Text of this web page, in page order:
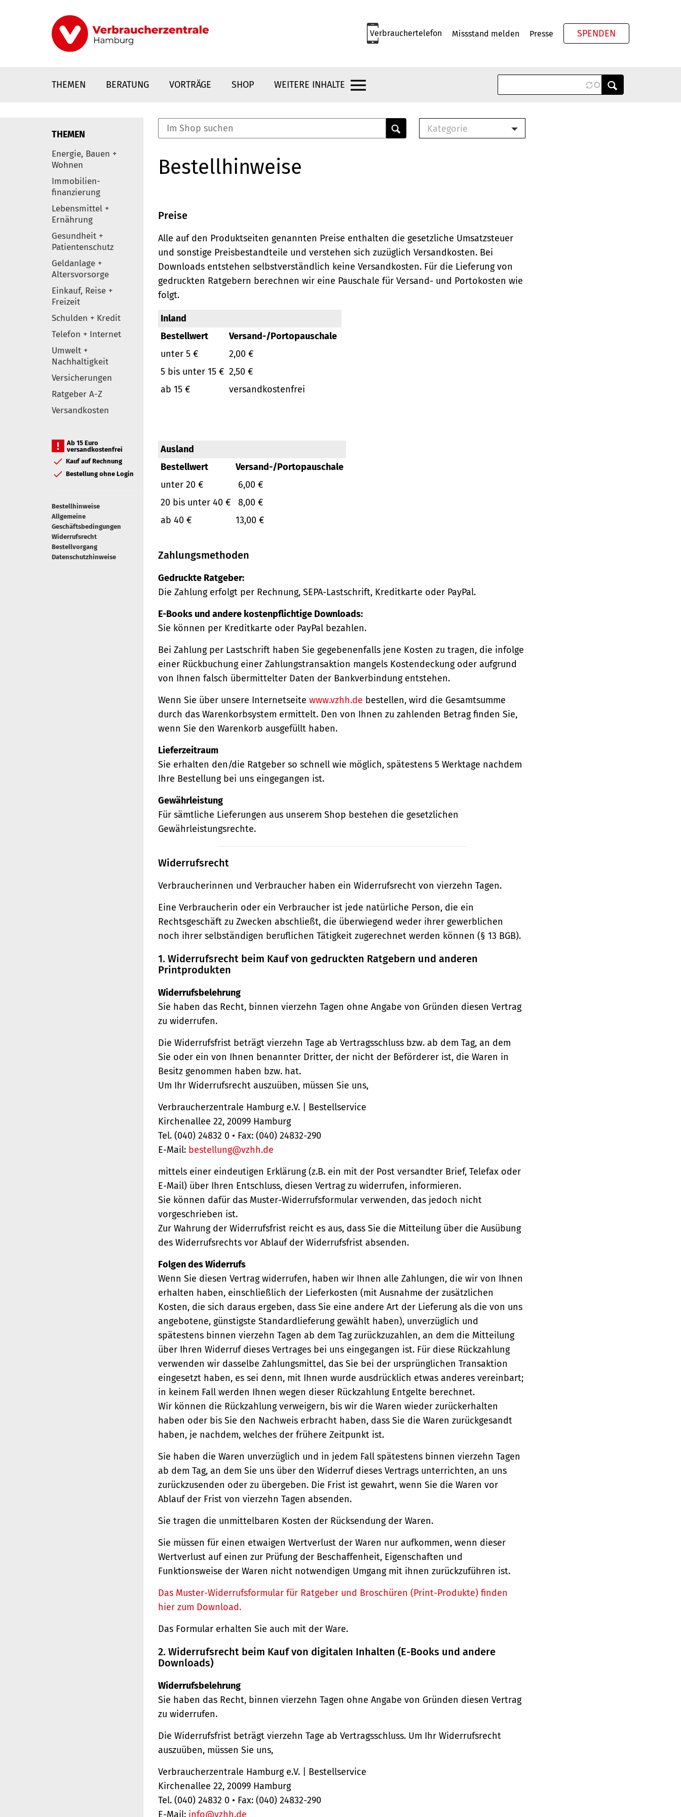
Verbrauchertelefon Missstand melden Presse SPENDEN
THEMEN BERATUNG VORTRÄGE SHOP WEITERE INHALTE
Elemente
THEMEN
Energie, Bauen +
Wohnen
Immobilien-
finanzierung
Lebensmittel +
Ernährung
Gesundheit +
Patientenschutz
Geldanlage +
Altersvorsorge
Einkauf, Reise +
Freizeit
Schulden + Kredit
Telefon + Internet
Umwelt +
Nachhaltigkeit
Versicherungen
Ratgeber A-Z
Versandkosten
Ab 15 Euro
versandkostenfrei
Kauf auf Rechnung
Bestellung ohne Login
Bestellhinweise
Allgemeine
Geschäftsbedingungen
Widerrufsrecht
Bestellvorgang
Datenschutzhinweise
Kategorie
Bestellhinweise
Preise
Alle auf den Produktseiten genannten Preise enthalten die gesetzliche Umsatzsteuer
und sonstige Preisbestandteile und verstehen sich zuzüglich Versandkosten. Bei
Downloads entstehen selbstverständlich keine Versandkosten. Für die Lieferung von
gedruckten Ratgebern berechnen wir eine Pauschale für Versand- und Portokosten wie
folgt.
Inland
Bestellwert
Versand-/Portopauschale
unter 5 €
2,00 €
5 bis unter 15 € 2,50 €
ab 15 €
versandkostenfrei
Ausland
Bestellwert
Versand-/Portopauschale
unter 20 €
6,00 €
20 bis unter 40 €
8,00 €
ab 40 €
13,00 €
Zahlungsmethoden
Gedruckte Ratgeber:
Die Zahlung erfolgt per Rechnung, SEPA-Lastschrift, Kreditkarte oder PayPal.
E-Books und andere kostenpflichtige Downloads:
Sie können per Kreditkarte oder PayPal bezahlen.
Bei Zahlung per Lastschrift haben Sie gegebenenfalls jene Kosten zu tragen, die infolge
einer Rückbuchung einer Zahlungstransaktion mangels Kostendeckung oder aufgrund
von Ihnen falsch übermittelter Daten der Bankverbindung entstehen.
Wenn Sie über unsere Internetseite www.vzhh.de bestellen, wird die Gesamtsumme
durch das Warenkorbsystem ermittelt. Den von Ihnen zu zahlenden Betrag finden Sie,
wenn Sie den Warenkorb ausgefüllt haben.
Lieferzeitraum
Sie erhalten den/die Ratgeber so schnell wie möglich, spätestens 5 Werktage nachdem
Ihre Bestellung bei uns eingegangen ist.
Gewährleistung
Für sämtliche Lieferungen aus unserem Shop bestehen die gesetzlichen
Gewährleistungsrechte.
Widerrufsrecht
Verbraucherinnen und Verbraucher haben ein Widerrufsrecht von vierzehn Tagen.
Eine Verbraucherin oder ein Verbraucher ist jede natürliche Person, die ein
Rechtsgeschäft zu Zwecken abschließt, die überwiegend weder ihrer gewerblichen
noch ihrer selbständigen beruflichen Tätigkeit zugerechnet werden können (§ 13 BGB).
1. Widerrufsrecht beim Kauf von gedruckten Ratgebern und anderen
Printprodukten
Widerrufsbelehrung
Sie haben das Recht, binnen vierzehn Tagen ohne Angabe von Gründen diesen Vertrag
zu widerrufen.
Die Widerrufsfrist beträgt vierzehn Tage ab Vertragsschluss bzw. ab dem Tag, an dem
Sie oder ein von Ihnen benannter Dritter, der nicht der Beförderer ist, die Waren in
Besitz genommen haben bzw. hat.
Um Ihr Widerrufsrecht auszuüben, müssen Sie uns,
Verbraucherzentrale Hamburg e.V. | Bestellservice
Kirchenallee 22, 20099 Hamburg
Tel. (040) 24832 0 • Fax: (040) 24832-290
E-Mail: bestellung@vzhh.de
mittels einer eindeutigen Erklärung (z.B. ein mit der Post versandter Brief, Telefax oder
E-Mail) über Ihren Entschluss, diesen Vertrag zu widerrufen, informieren.
Sie können dafür das Muster-Widerrufsformular verwenden, das jedoch nicht
vorgeschrieben ist.
Zur Wahrung der Widerrufsfrist reicht es aus, dass Sie die Mitteilung über die Ausübung
des Widerrufsrechts vor Ablauf der Widerrufsfrist absenden.
Folgen des Widerrufs
Wenn Sie diesen Vertrag widerrufen, haben wir Ihnen alle Zahlungen, die wir von Ihnen
erhalten haben, einschließlich der Lieferkosten (mit Ausnahme der zusätzlichen
Kosten, die sich daraus ergeben, dass Sie eine andere Art der Lieferung als die von uns
angebotene, günstigste Standardlieferung gewählt haben), unverzüglich und
spätestens binnen vierzehn Tagen ab dem Tag zurückzuzahlen, an dem die Mitteilung
über Ihren Widerruf dieses Vertrages bei uns eingegangen ist. Für diese Rückzahlung
verwenden wir dasselbe Zahlungsmittel, das Sie bei der ursprünglichen Transaktion
eingesetzt haben, es sei denn, mit Ihnen wurde ausdrücklich etwas anderes vereinbart;
in keinem Fall werden Ihnen wegen dieser Rückzahlung Entgelte berechnet.
Wir können die Rückzahlung verweigern, bis wir die Waren wieder zurückerhalten
haben oder bis Sie den Nachweis erbracht haben, dass Sie die Waren zurückgesandt
haben, je nachdem, welches der frühere Zeitpunkt ist.
Sie haben die Waren unverzüglich und in jedem Fall spätestens binnen vierzehn Tagen
ab dem Tag, an dem Sie uns über den Widerruf dieses Vertrags unterrichten, an uns
zurückzusenden oder zu übergeben. Die Frist ist gewahrt, wenn Sie die Waren vor
Ablauf der Frist von vierzehn Tagen absenden.
Sie tragen die unmittelbaren Kosten der Rücksendung der Waren.
Sie müssen für einen etwaigen Wertverlust der Waren nur aufkommen, wenn dieser
Wertverlust auf einen zur Prüfung der Beschaffenheit, Eigenschaften und
Funktionsweise der Waren nicht notwendigen Umgang mit ihnen zurückzuführen ist.
Das Muster-Widerrufsformular für Ratgeber und Broschüren (Print-Produkte) finden
hier zum Download.
Das Formular erhalten Sie auch mit der Ware.
2. Widerrufsrecht beim Kauf von digitalen Inhalten (E-Books und andere
Downloads)
Widerrufsbelehrung
Sie haben das Recht, binnen vierzehn Tagen ohne Angabe von Gründen diesen Vertrag
zu widerrufen.
Die Widerrufsfrist beträgt vierzehn Tage ab Vertragsschluss. Um Ihr Widerrufsrecht
auszuüben, müssen Sie uns,
Verbraucherzentrale Hamburg e.V. | Bestellservice
Kirchenallee 22, 20099 Hamburg
Tel. (040) 24832 0 • Fax: (040) 24832-290
E-Mail: info@vzhh.de